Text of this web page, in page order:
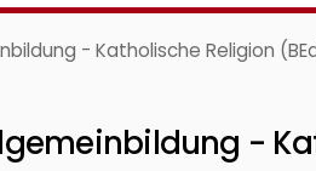
- Katholische Religion
-